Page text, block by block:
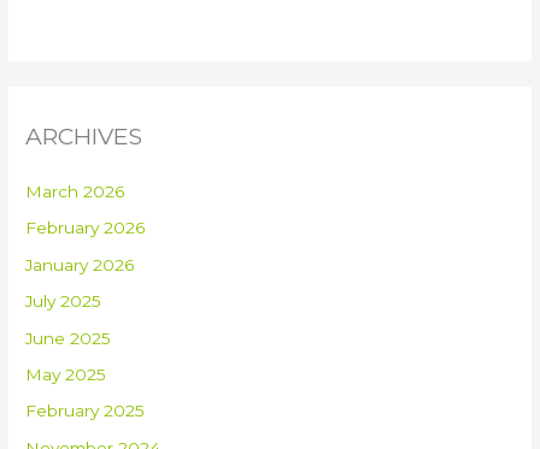
ARCHIVES
March 2026
February 2026
January 2026
July 2025
June 2025
May 2025
February 2025